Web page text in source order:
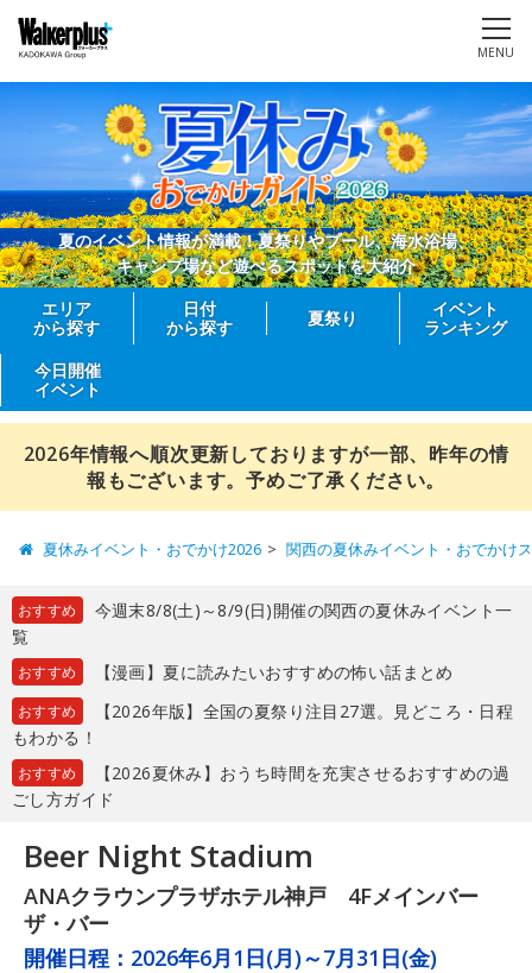
MENU
夏のイベント情報が満載！夏祭りやプール、海水浴場、
キャンプ場など遊べるスポットを大紹介
エリア
から探す
日付
から探す
夏祭り
イベント
ランキング
今日開催
イベント
2026年情報へ順次更新しておりますが一部、昨年の情
報もございます。予めご了承ください。
夏休みイベント・おでかけ2026 関西の夏休みイベント・おでかけ
おすすめ
今週末8/8(土)～8/9(日)開催の関西の夏休みイベント一
覧
おすすめ 【漫画】夏に読みたいおすすめの怖い話まとめ
おすすめ
【2026年版】全国の夏祭り注目27選。見どころ・日程
もわかる！
おすすめ
【2026夏休み】おうち時間を充実させるおすすめの過
ごし方ガイド
Beer Night Stadium
ANAクラウンプラザホテル神戸 4Fメインバー
ザ・バー
開催日程： 2026年6月1日(月)～7月31日(金)